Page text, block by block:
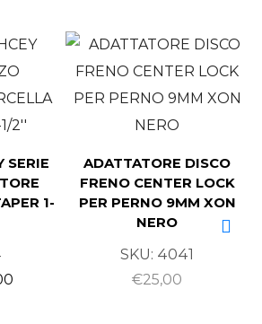
SERIE
1-
ADATTATORE DISCO
FRENO CENTER LOCK
PER PERNO 9MM XON
NERO
SKU: 4041
€25,00